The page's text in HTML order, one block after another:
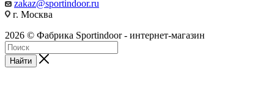
zakaz@sportindoor.ru
г. Москва
2026 © Фабрика Sportindoor - интернет-магазин
Найти